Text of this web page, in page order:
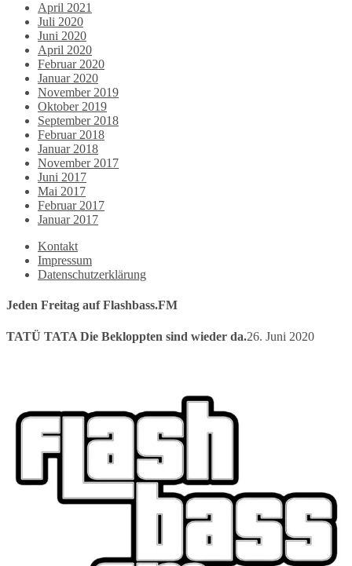
April 2021
Juli 2020
Juni 2020
April 2020
Februar 2020
Januar 2020
November 2019
Oktober 2019
September 2018
Februar 2018
Januar 2018
November 2017
Juni 2017
Mai 2017
Februar 2017
Januar 2017
Kontakt
Impressum
Datenschutzerklärung
Jeden Freitag auf Flashbass.FM
TATÜ TATA Die Bekloppten sind wieder da.26. Juni 2020